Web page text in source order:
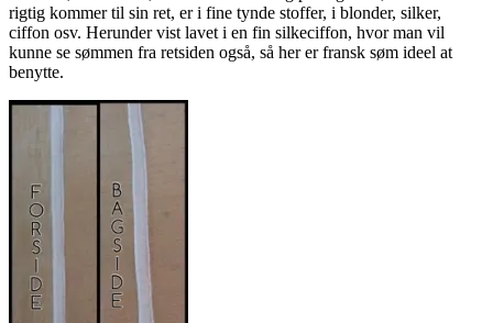
rigtig kommer til sin ret, er i fine tynde stoffer, i blonder, silker,
ciffon osv. Herunder vist lavet i en fin silkeciffon, hvor man vil
kunne se sømmen fra retsiden også, så her er fransk søm ideel at
benytte.